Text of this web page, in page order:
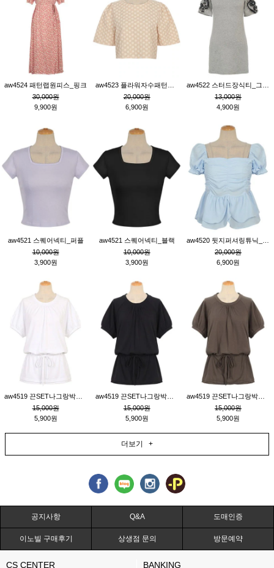
aw4524 패턴랩원피스_핑크
30,000원
9,900원
20,000원
6,900원
13,000원
4,900원
aw4521 스퀘어넥티_퍼플
10,000원
3,900원
aw4521 스퀘어넥티_블랙
10,000원
3,900원
20,000원
6,900원
15,000원
5,900원
15,000원
5,900원
15,000원
5,900원
더보기 +
공지사항 Q&A 도매인증
이노빌 구매후기 상생점 문의 방문예약
CS CENTER BANKING